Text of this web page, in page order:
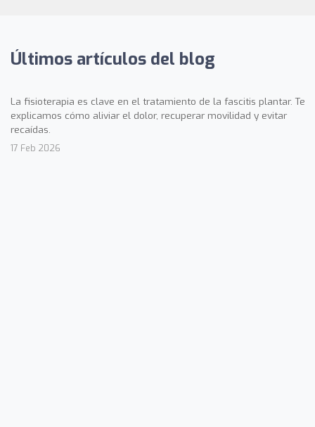
Últimos artículos del blog
La fisioterapia es clave en el tratamiento de la fascitis plantar. Te
explicamos cómo aliviar el dolor, recuperar movilidad y evitar
recaídas.
17 Feb 2026